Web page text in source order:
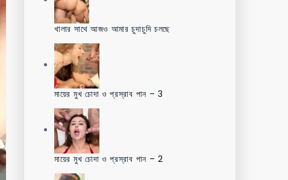
খালার সাথে আজও আমার চুদাচুদি চলছে
মায়ের মুখ চোদা ও প্রস্রাব পান – 3
মায়ের মুখ চোদা ও প্রস্রাব পান – 2